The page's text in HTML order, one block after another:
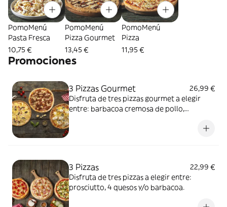
PomoMenú
Pasta Fresca
10,75 €
PomoMenú
Pizza Gourmet
13,45 €
PomoMenú
Pizza
11,95 €
Promociones
3 Pizzas Gourmet
26,99 €
Disfruta de tres pizzas gourmet a elegir
entre: barbacoa cremosa de pollo,
3 Pizzas
22,99 €
Disfruta de tres pizzas a elegir entre:
prosciutto, 4 quesos y/o barbacoa.